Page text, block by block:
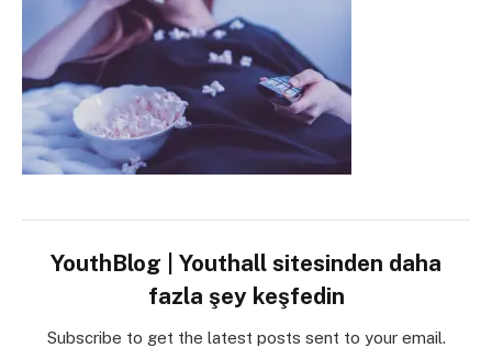
YouthBlog | Youthall sitesinden daha
fazla şey keşfedin
Subscribe to get the latest posts sent to your email.